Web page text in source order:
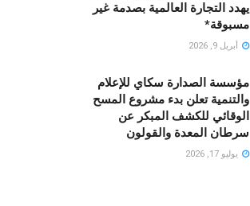
يهدد التجارة العالمية بصدمة غير
مسبوقة*
أبريل 9, 2026
مؤسسة الصدارة سكاي للإعلام
والتنمية تعلن بدء مشروع المسح
الوقائي للكشف المبكر عن
سرطان المعدة والقولون
يوليو 17, 2026